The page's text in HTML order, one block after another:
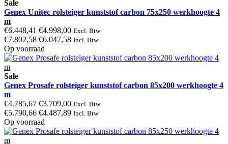
Sale
Genex Unitec rolsteiger kunststof carbon 75x250 werkhoogte 4
m
€6.448,41 €4.998,00 Excl. Btw
€7.802,58 €6.047,58 Incl. Btw
Op voorraad
Sale
Genex Prosafe rolsteiger kunststof carbon 85x200 werkhoogte 4
m
€4.785,67 €3.709,00 Excl. Btw
€5.790,66 €4.487,89 Incl. Btw
Op voorraad